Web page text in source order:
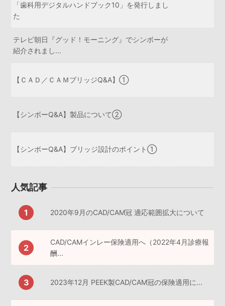
「歯科用デジタルハンドブック10」を発行しまし
た
テレビ朝日『グッド！モーニング』でシンボーが
紹介されまし...
【ＣＡＤ／ＣＡＭブリッジQ&A】①
【シンボーQ&A】製品について②
【シンボーQ&A】ブリッジ設計のポイント①
人気記事
2020年9月のCAD/CAM冠 適応範囲拡大について
CAD/CAMインレー保険適用へ（2022年4月診療報
酬...
2023年12月 PEEK製CAD/CAM冠の保険適用に...